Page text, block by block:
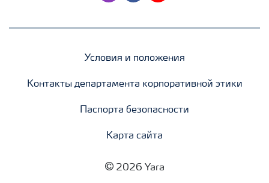
Условия и положения
Контакты департамента корпоративной этики
Паспорта безопасности
Карта сайта
2026 Yara